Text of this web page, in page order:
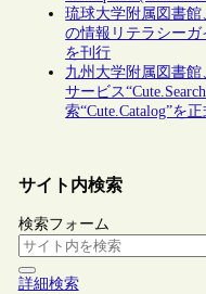
琉球大学附属図書
の情報リテラシーガ
を刊行
九州大学附属図書館
サービス
索“Cute.Catalog”を
サイト内検索
検索フォーム
詳細検索